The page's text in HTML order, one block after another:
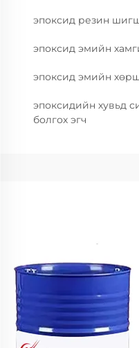
эпоксид резин
эпоксид эмийн
эпоксид эмийн
эпоксидийн хувьд
болгох эгч